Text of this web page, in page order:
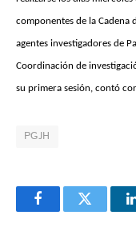
componentes de la Cadena
agentes investigadores de
Coordinación de
su primera sesión, contó
PGJH
FacebookTwitter